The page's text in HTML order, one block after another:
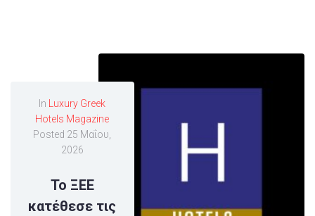
In
Luxury Greek
Hotels Magazine
Posted 25 Μαΐου,
2026
Το ΞΕΕ
κατέθεσε τις